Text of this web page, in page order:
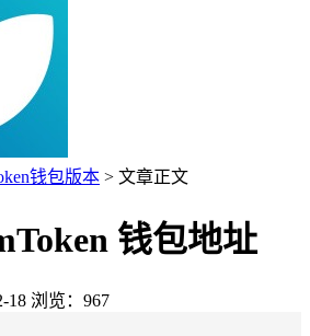
钱包版本 > 文章正文
钱包地址
18 浏览：967